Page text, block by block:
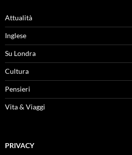
Attualità
Inglese
Su Londra
Cultura
Pensieri
Vita & Viaggi
PRIVACY